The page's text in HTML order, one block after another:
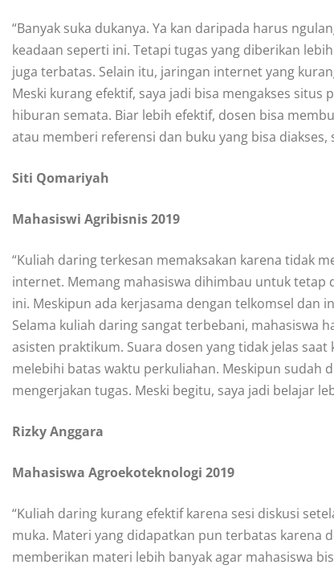
“Banyak suka dukanya. Ya kan daripada harus
keadaan seperti ini. Tetapi tugas yang diberikan
juga terbatas. Selain itu, jaringan internet yang
Meski kurang efektif, saya jadi bisa mengakses
hiburan semata. Biar lebih efektif, dosen bisa
atau memberi referensi dan buku yang bisa
Siti Qomariyah
Mahasiswi Agribisnis 2019
“Kuliah daring terkesan memaksakan karena tidak
internet. Memang mahasiswa dihimbau untuk tetap
ini. Meskipun ada kerjasama dengan telkomsel
Selama kuliah daring sangat terbebani, mahasiswa
asisten praktikum. Suara dosen yang tidak jelas
melebihi batas waktu perkuliahan. Meskipun
mengerjakan tugas. Meski begitu, saya jadi belajar
Rizky Anggara
Mahasiswa Agroekoteknologi 2019
“Kuliah daring kurang efektif karena sesi diskusi
muka. Materi yang didapatkan pun terbatas karena
memberikan materi lebih banyak agar mahasiswa